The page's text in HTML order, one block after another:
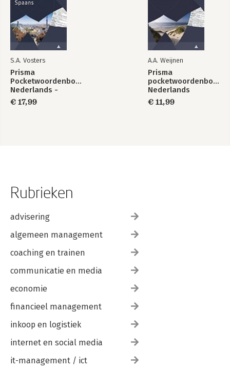
S.A. Vosters
Prisma
Pocketwoordenboek
Nederlands -
Spaans
€ 17,99
A.A. Weijnen
Prisma
pocketwoordenboek
Nederlands
€ 11,99
Rubrieken
advisering
algemeen management
coaching en trainen
communicatie en media
economie
financieel management
inkoop en logistiek
internet en social media
it-management / ict